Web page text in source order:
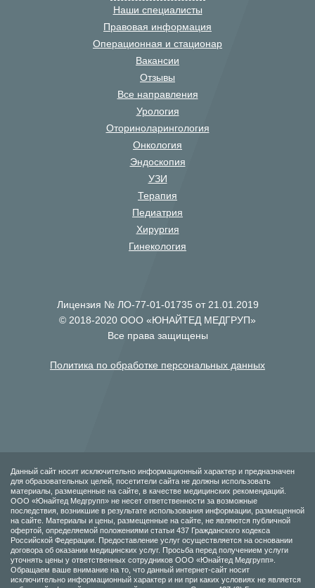
Наши специалисты
Правовая информация
Операционная и стационар
Вакансии
Отзывы
Все направления
Урология
Оториноларингология
Онкология
Эндоскопия
УЗИ
Терапия
Педиатрия
Хирургия
Гинекология
Лицензия № ЛО-77-01-01735 от 21.01.2019
© 2018-2020 ООО «ЮНАЙТЕД МЕДГРУП»
Все права защищены
Политика по обработке персональных данных
Данный сайт носит исключительно информационный характер и предназначен
для образовательных целей, посетители сайта не должны использовать
материалы, размещенные на сайте, в качестве медицинских рекомендаций.
ООО «Юнайтед Медгрупп» не несет ответственности за возможные
последствия, возникшие в результате использования информации, размещенной
на сайте. Материалы и цены, размещенные на сайте, не являются публичной
офертой, определяемой положениями статьи 437 Гражданского кодекса
Российской Федерации. Предоставление услуг осуществляется на основании
договора об оказании медицинских услуг. Просьба перед получением услуги
уточнять цены у ответственных сотрудников ООО «Юнайтед Медгрупп».
Обращаем ваше внимание на то, что данный интернет-сайт носит
исключительно информационный характер и ни при каких условиях не является